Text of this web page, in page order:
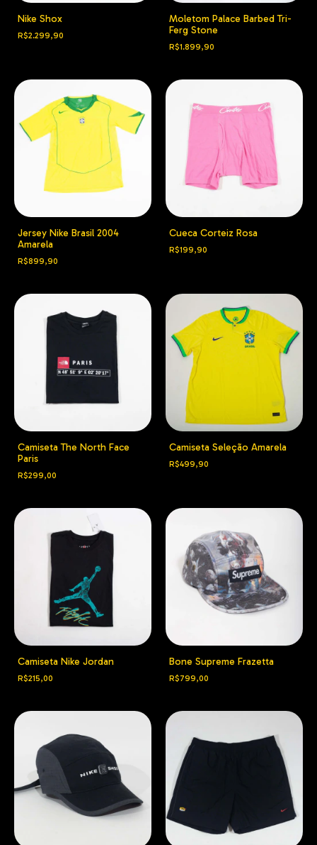
Nike Shox
R$2.299,90
Moletom Palace Barbed Tri-
Ferg Stone
R$1.899,90
Jersey Nike Brasil 2004
Amarela
R$899,90
Cueca Corteiz Rosa
R$199,90
Camiseta The North Face
Paris
R$299,00
Camiseta Seleção Amarela
R$499,90
Camiseta Nike Jordan
R$215,00
Bone Supreme Frazetta
R$799,00